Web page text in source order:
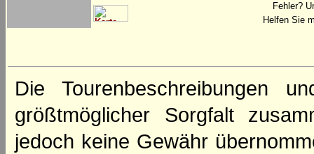
Fehler?
Helfen Sie
Die Tourenbeschreibungen
größtmöglicher Sorgfalt
jedoch keine Gewähr